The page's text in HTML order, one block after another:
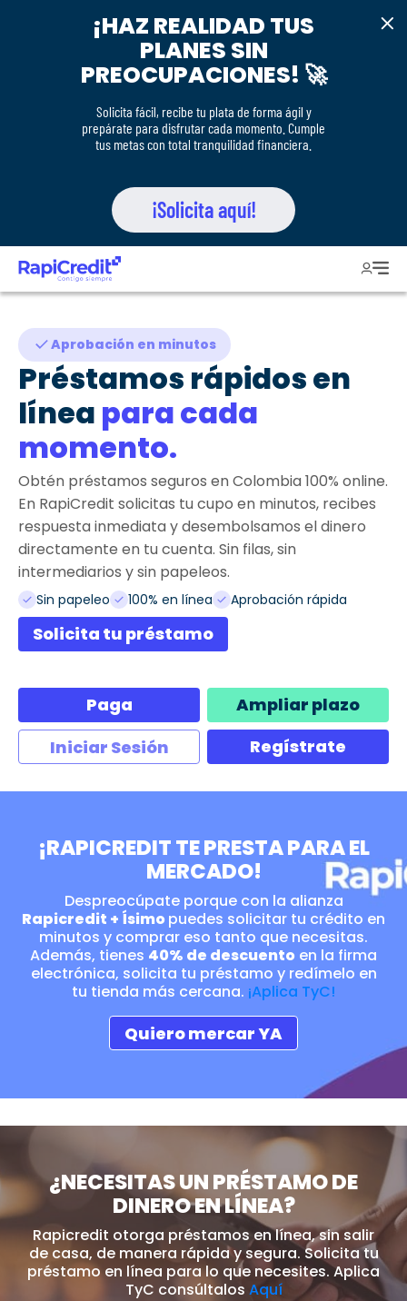
¡HAZ REALIDAD TUS
PLANES SIN
PREOCUPACIONES! 🚀
Solicita fácil, recibe tu plata de forma ágil y
prepárate para disfrutar cada momento. Cumple
tus metas con total tranquilidad financiera.
¡Solicita aquí!
menú
Aprobación en minutos
Préstamos rápidos en
línea para cada
momento.
Obtén préstamos seguros en Colombia 100% online.
En RapiCredit solicitas tu cupo en minutos, recibes
respuesta inmediata y desembolsamos el dinero
directamente en tu cuenta. Sin filas, sin
intermediarios y sin papeleos.
Sin papeleo 100% en línea Aprobación rápida
Solicita tu préstamo
Paga
Ampliar plazo
Iniciar Sesión
Regístrate
¡RAPICREDIT TE PRESTA PARA EL
MERCADO!
Despreocúpate porque con la alianza
Rapicredit + Ísimo puedes solicitar tu crédito en
minutos y comprar eso tanto que necesitas.
Además, tienes 40% de descuento en la firma
electrónica, solicita tu préstamo y redímelo en
tu tienda más cercana. ¡Aplica TyC!
Quiero mercar YA
¿NECESITAS UN PRÉSTAMO DE
DINERO EN LÍNEA?
Rapicredit otorga préstamos en línea, sin salir
de casa, de manera rápida y segura. Solicita tu
préstamo en línea para lo que necesites. Aplica
TyC consúltalos Aquí